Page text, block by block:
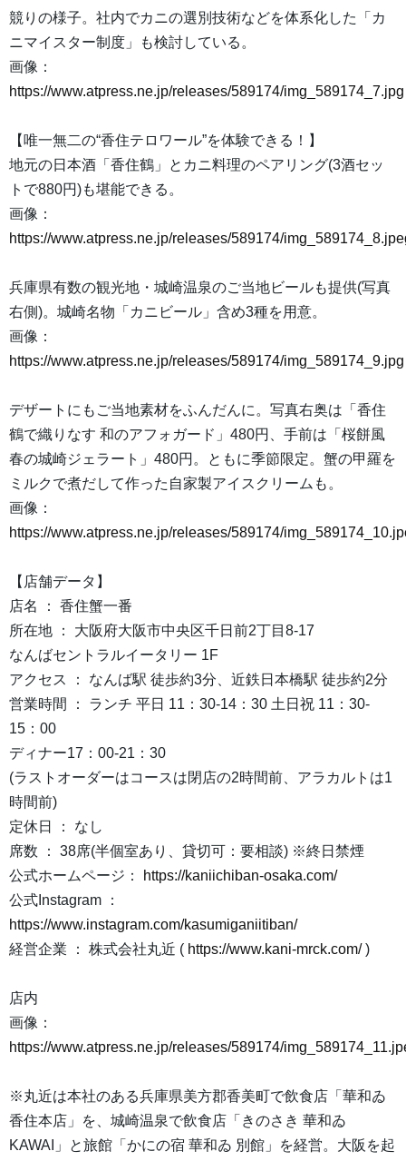
競りの様子。社内でカニの選別技術などを体系化した「カ
ニマイスター制度」も検討している。
画像：
https://www.atpress.ne.jp/releases/589174/img_589174_7.jpg
【唯一無二の“香住テロワール”を体験できる！】
地元の日本酒「香住鶴」とカニ料理のペアリング(3酒セッ
トで880円)も堪能できる。
画像：
https://www.atpress.ne.jp/releases/589174/
兵庫県有数の観光地・城崎温泉のご当地ビールも提供(写真
右側)。城崎名物「カニビール」含め3種を用意。
画像：
https://www.atpress.ne.jp/releases/589174/img_589174_9.jpg
デザートにもご当地素材をふんだんに。写真右奥は「香住
鶴で織りなす 和のアフォガード」480円、手前は「桜餅風
春の城崎ジェラート」480円。ともに季節限定。蟹の甲羅を
ミルクで煮だして作った自家製アイスクリームも。
画像：
https://www.atpress.ne.jp/releases/589174/
【店舗データ】
店名 ： 香住蟹一番
所在地 ： 大阪府大阪市中央区千日前2丁目8-17
なんばセントラルイータリー 1F
アクセス ： なんば駅 徒歩約3分、近鉄日本橋駅 徒歩約2分
営業時間 ： ランチ 平日 11：30-14：30 土日祝 11：30-
15：00
ディナー17：00-21：30
(ラストオーダーはコースは閉店の2時間前、アラカルトは1
時間前)
定休日 ： なし
席数 ： 38席(半個室あり、貸切可：要相談) ※終日禁煙
公式ホームページ：
https://kaniichiban-osaka.com/
公式Instagram ：
https://www.instagram.com/kasumiganiitiban/
経営企業 ： 株式会社丸近 ( https://www.kani-mrck.com/)
店内
画像：
https://www.atpress.ne.jp/releases/589174/
※丸近は本社のある兵庫県美方郡香美町で飲食店「華和ゐ
香住本店」を、城崎温泉で飲食店「きのさき 華和ゐ
KAWAI」と旅館「かにの宿 華和ゐ 別館」を経営。大阪を起